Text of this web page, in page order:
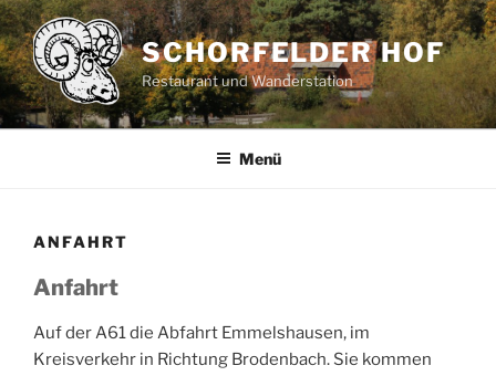
Zum
Inhalt
springen
SCHORFELDER HOF
Restaurant und Wanderstation
Menü
ANFAHRT
Anfahrt
Auf der A61 die Abfahrt Emmelshausen, im
Kreisverkehr in Richtung Brodenbach. Sie kommen